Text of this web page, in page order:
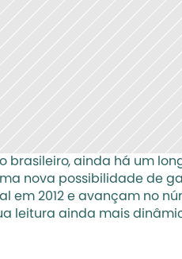
brasileiro, ainda há um
nova possibilidade de
em 2012 e avançam no
leitura ainda mais